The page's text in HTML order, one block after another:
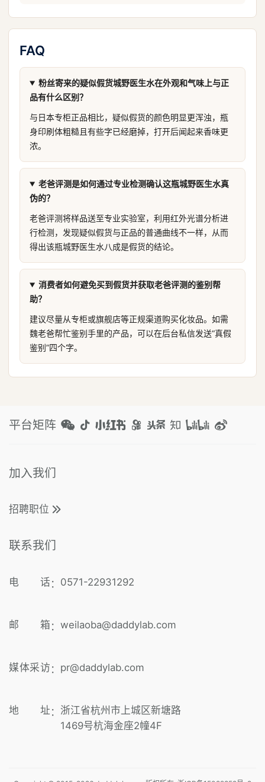
FAQ
粉丝寄来的疑似假货城野医生水在外观和气味上与正
品有什么区别？
与日本专柜正品相比，疑似假货的颜色明显更浑浊，瓶
身印刷体粗糙且有些字已经磨掉，打开后闻起来香味更
浓。
老爸评测是如何通过专业检测确认这瓶城野医生水真
伪的？
老爸评测将样品送至专业实验室，利用红外光谱分析进
行检测，发现疑似假货与正品的普通曲线不一样，从而
得出该瓶城野医生水八成是假货的结论。
消费者如何避免买到假货并获取老爸评测的鉴别帮
助？
建议尽量从专柜或旗舰店等正规渠道购买化妆品。如需
魏老爸帮忙鉴别手里的产品，可以在后台私信发送“真假
鉴别”四个字。
平台矩阵
加入我们
招聘职位
联系我们
电 话 ： 0571-22931292
邮 箱 ： weilaoba@daddylab.com
媒体采访 ： pr@daddylab.com
地 址 ： 浙江省杭州市上城区新塘路
1469号杭海金座2幢4F